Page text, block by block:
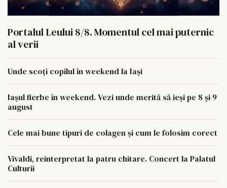
Portalul Leului 8/8. Momentul cel mai puternic
al verii
Unde scoți copilul în weekend la Iași
Iașul fierbe în weekend. Vezi unde merită să ieși pe 8 și 9
august
Cele mai bune tipuri de colagen și cum le folosim corect
Vivaldi, reinterpretat la patru chitare. Concert la Palatul
Culturii